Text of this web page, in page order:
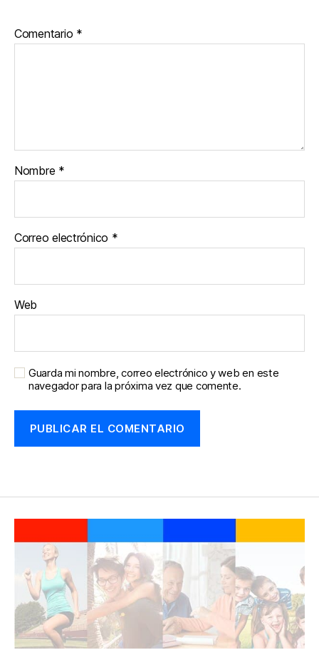
Comentario *
Nombre *
Correo electrónico *
Web
Guarda mi nombre, correo electrónico y web en este
navegador para la próxima vez que comente.